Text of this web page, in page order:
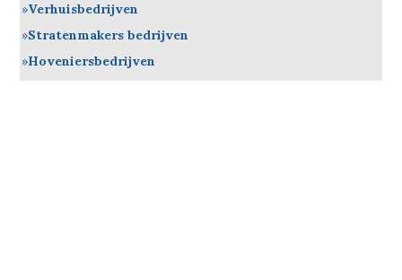
Verhuisbedrijven
Stratenmakers bedrijven
Hoveniersbedrijven